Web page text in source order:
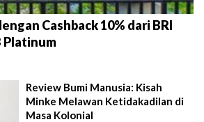
Cashback 10% dari BRI
Platinum
Review Bumi Manusia: Kisah
Minke Melawan Ketidakadilan di
Masa Kolonial